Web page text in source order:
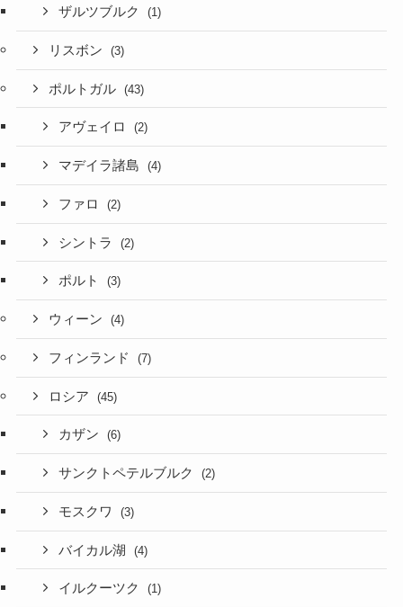
ザルツブルク (1)
リスボン (3)
ポルトガル (43)
アヴェイロ (2)
マデイラ諸島 (4)
ファロ (2)
シントラ (2)
ポルト (3)
ウィーン (4)
フィンランド (7)
ロシア (45)
カザン (6)
サンクトペテルブルク (2)
モスクワ (3)
バイカル湖 (4)
イルクーツク (1)